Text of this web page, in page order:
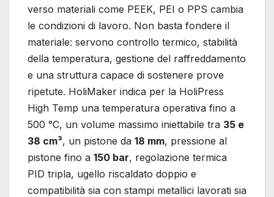
verso materiali come PEEK, PEI o PPS cambia
le condizioni di lavoro. Non basta fondere il
materiale: servono controllo termico, stabilità
della temperatura, gestione del raffreddamento
e una struttura capace di sostenere prove
ripetute. HoliMaker indica per la HoliPress
High Temp una temperatura operativa fino a
500 °C, un volume massimo iniettabile tra 35 e
38 cm³, un pistone da 18 mm, pressione al
pistone fino a 150 bar, regolazione termica
PID tripla, ugello riscaldato doppio e
compatibilità sia con stampi metallici lavorati sia